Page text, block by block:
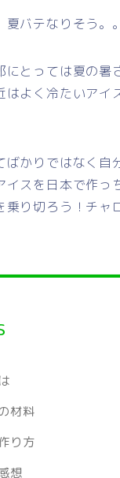
夏バテなりそう
にとっては夏の暑
はよく冷たいア
ばかりではなく
イスを日本で作っ
乗り切ろう！チャ
材料
り方
想